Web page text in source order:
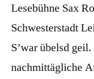
Lesebühne Sax
Schwesterstadt
S’war übelsd
nachmittägliche